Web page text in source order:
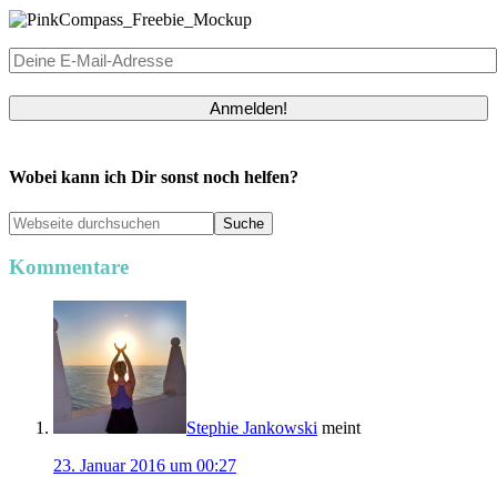
Anmelden!
Wobei kann ich Dir sonst noch helfen?
Kommentare
Stephie Jankowski meint
23. Januar 2016 um 00:27